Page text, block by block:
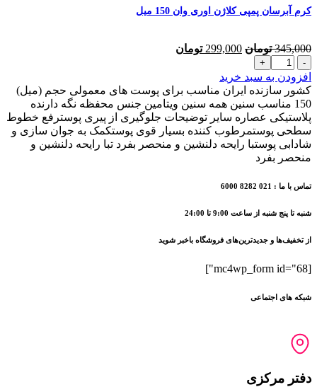
کرم آبرسان پمپی کلاژن اوری وان 150 میل
345,000 تومان قیمت
بود.
299,000 تومان
است.
کرم
آبرسان
پمپی
کلاژن
اوری
وان
150
میل
عدد
افزودن به سبد خرید
کشور سازنده ایران مناسب برای پوست های معمولی حجم (میل)
150 مناسب سنین همه سنین ویتامین جنس محفظه نگه دارنده
پلاستیکی عصاره سایر توضیحات جلوگیری از پیری پوسترفع خطوط
سطحی پوستمرطوب کننده بسیار قوی پوستکمک به جوان سازی و
شادابی پوستبا رایحه دلنشین و منحصر بفرد تبا رایحه دلنشین و
منحصر بفرد
تماس با ما : 021 8282 6000
شنبه تا پنج شنبه از ساعت 9:00 تا 24:00
از تخفیف‌ها و جدیدترین‌های فروشگاه باخبر شوید
[mc4wp_form id="68"]
شبکه های اجتماعی
دفتر مرکزی